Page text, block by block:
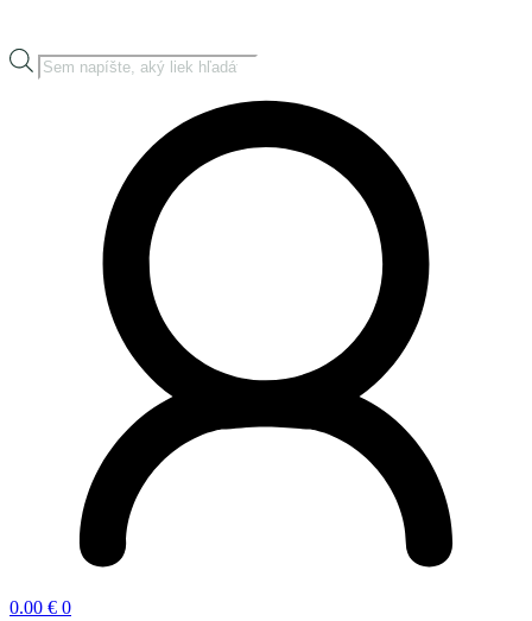
Products
search
0.00 € 0